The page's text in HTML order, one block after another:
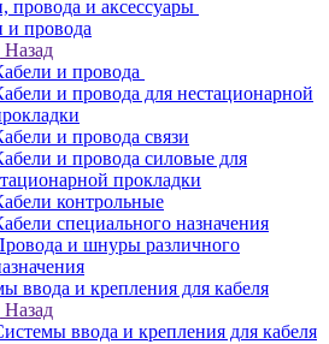
провода и аксессуары
и провода
Назад
и провода
и провода для нестационарной
и провода связи
и провода силовые для
прокладки
контрольные
специального назначения
и шнуры различного
ввода и крепления для кабеля
Назад
ввода и крепления для кабеля